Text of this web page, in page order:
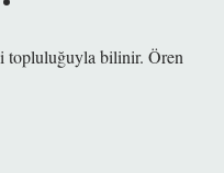
topluluğuyla bilinir. Ören